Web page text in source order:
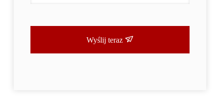
Wyślij teraz